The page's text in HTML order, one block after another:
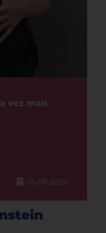
vez mais
05.08.2026